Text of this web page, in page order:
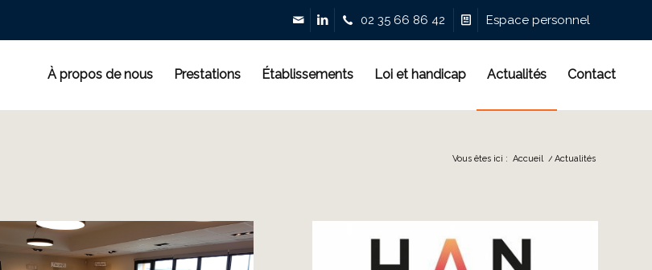
À propos de nous Prestations Établissements Loi et handicap Actualités Contact
Vous êtes ici : Accueil / Actualités